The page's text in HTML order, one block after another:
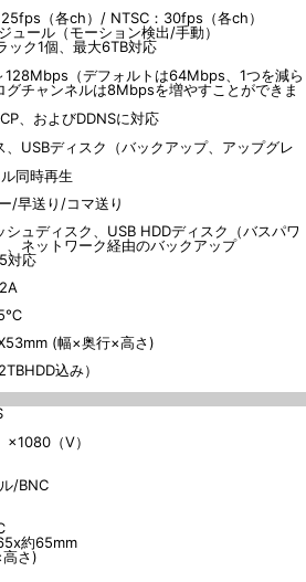
25fps（各ch）/ NTSC：30fps（各ch）
ュール（モーション検出/手動）
ック1個、最大6TB対応
（デフォルトは64Mbps、1つを減ら
グチャンネルは8Mbpsを増やすことができま
、およびDDNSに対応
、USBディスク（バックアップ、アップグレ
同時再生
/早送り/コマ送り
シュディスク、USB HDDディスク（バスパワ
、ネットワーク経由のバックアップ
対応
(幅×奥行×高さ)
込み）
×1080（V）
/BNC
約65mm
さ)